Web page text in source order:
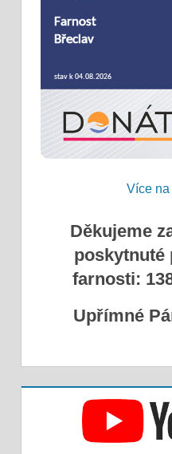
Více na
Děkujeme
poskytnuté
farnosti:
Upřímné